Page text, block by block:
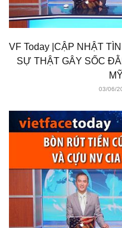
VF Today |CẬP NHẬT
SỰ THẬT GÂY SỐC
03/06/